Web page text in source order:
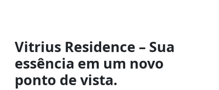
Vitrius Residence – Sua
essência em um novo
ponto de vista.